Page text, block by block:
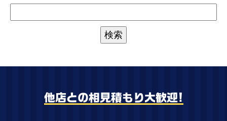
他店との相見積もり大歓迎!